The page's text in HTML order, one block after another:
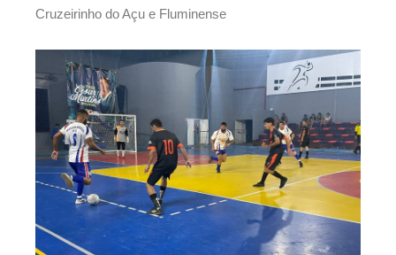
Cruzeirinho do Açu e Fluminense